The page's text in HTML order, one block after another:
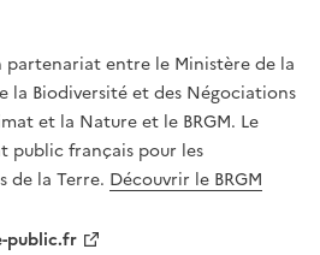
T
É
,
É
G
A
L
partenariat entre le Ministère de la
la Biodiversité et des Négociations
et la Nature et le BRGM. Le
public français pour les
de la Terre. Découvrir le BRGM
public.fr